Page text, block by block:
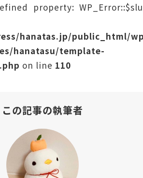
property:
hanatas.jp/public_html/
hanatasu/template-
on line 110
この記事の執筆者